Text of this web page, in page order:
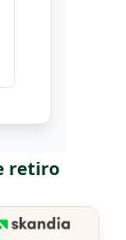
retiro